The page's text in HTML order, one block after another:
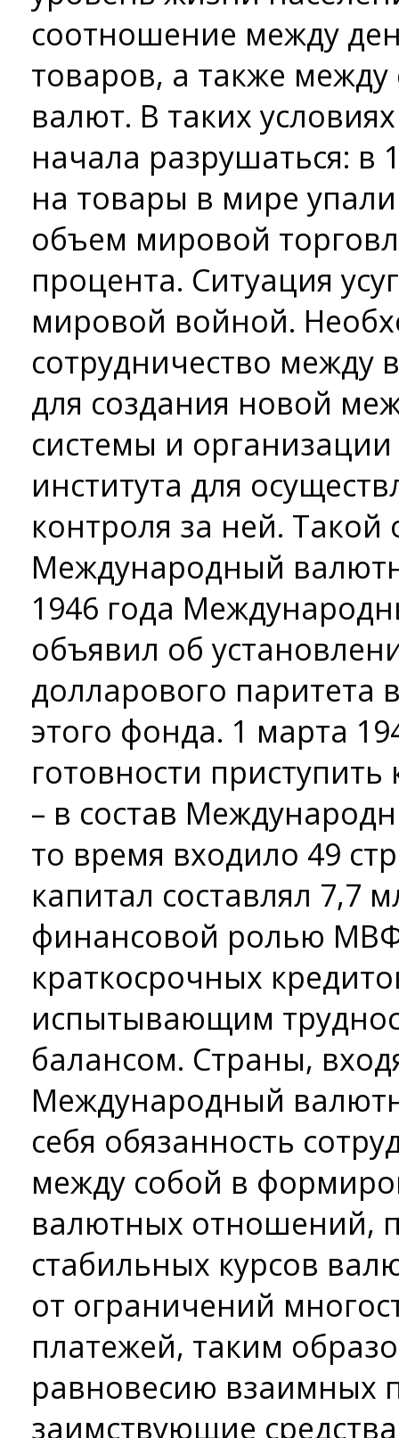
соотношение между
товаров, а также
валют. В таких
начала разрушаться: в
на товары в мире
объем мировой
процента. Ситуация
мировой войной.
сотрудничество между
для создания новой
системы и
института для
контроля за ней.
Международный
1946 года
объявил об
долларового паритета
этого фонда. 1 марта
готовности
– в состав
то время входило 49
капитал составлял 7,7
финансовой ролью МВФ
краткосрочных
испытывающим
балансом. Страны,
Международный
себя обязанность
между собой в
валютных отношений,
стабильных курсов
от ограничений
платежей, таким
равновесию взаимных
заимствующие